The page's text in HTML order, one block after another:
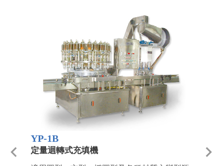
YP-1B
定量迴轉式充填機 定